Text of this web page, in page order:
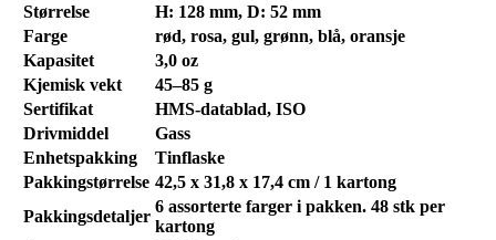
Størrelse
H: 128 mm, D: 52 mm
Farge
rød, rosa, gul, grønn, blå, oransje
Kapasitet
3,0 oz
Kjemisk vekt
45–85 g
Sertifikat
HMS-datablad, ISO
Drivmiddel
Gass
Enhetspakking
Tinflaske
Pakkingstørrelse 42,5 x 31,8 x 17,4 cm / 1 kartong
Pakkingsdetaljer
6 assorterte farger i pakken. 48 stk per
kartong